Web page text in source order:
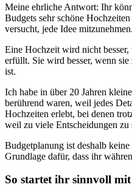
Meine ehrliche Antwort: Ihr
Budgets sehr schöne
versucht, jede Idee mitzunehmen.
Eine Hochzeit wird nicht
erfüllt. Sie wird besser, wenn sie
ist.
Ich habe in über 20 Jahren
berührend waren, weil jedes
Hochzeiten erlebt, bei denen
weil zu viele Entscheidungen zu
Budgetplanung ist deshalb
Grundlage dafür, dass ihr
So startet ihr sinnvoll